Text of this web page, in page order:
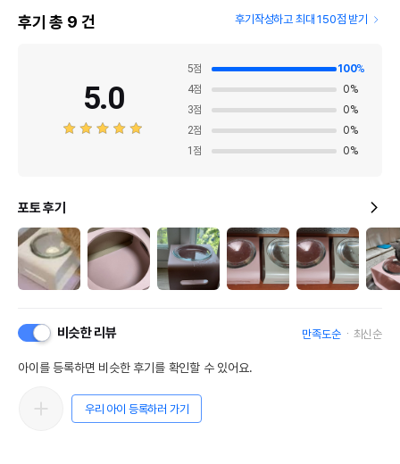
후기 총 9 건 후기작성하고 최대 150점 받기
5.0
5점 100%
4점 0%
3점 0%
2점 0%
1 점 0%
포토 후기
비슷한 리뷰 만족도순 최신순
아이를 등록하면 비슷한 후기를 확인할 수 있어요.
우리 아이 등록하러 가기